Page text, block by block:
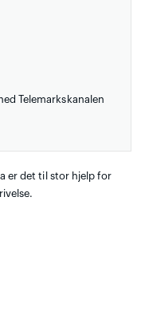
Telemarkskanalen
er det til stor hjelp for